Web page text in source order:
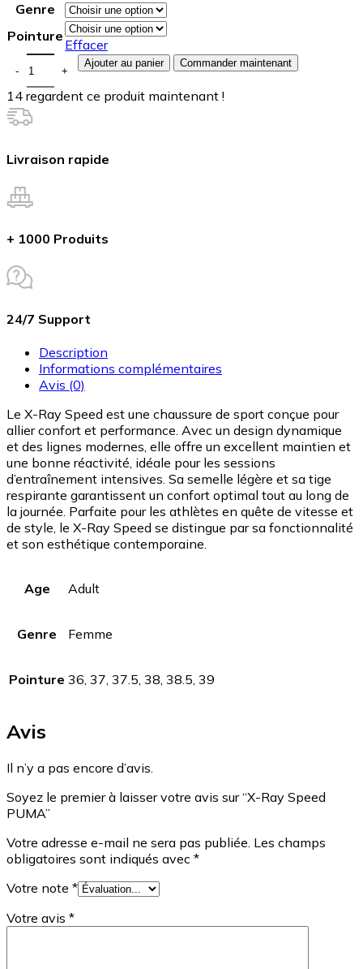
Genre
Pointure
Effacer
Ajouter au panier Commander maintenant
14 regardent ce produit maintenant !
Livraison rapide
+ 1000 Produits
24/7 Support
Description
Informations complémentaires
Avis (0)
Le X-Ray Speed est une chaussure de sport conçue pour
allier confort et performance. Avec un design dynamique
et des lignes modernes, elle offre un excellent maintien et
une bonne réactivité, idéale pour les sessions
d’entraînement intensives. Sa semelle légère et sa tige
respirante garantissent un confort optimal tout au long de
la journée. Parfaite pour les athlètes en quête de vitesse et
de style, le X-Ray Speed se distingue par sa fonctionnalité
et son esthétique contemporaine.
Age Adult
Genre Femme
Pointure 36, 37, 37.5, 38, 38.5, 39
Avis
Il n’y a pas encore d’avis.
Soyez le premier à laisser votre avis sur “X-Ray Speed
PUMA”
Votre adresse e-mail ne sera pas publiée. Les champs
obligatoires sont indiqués avec *
Votre note *
Votre avis *